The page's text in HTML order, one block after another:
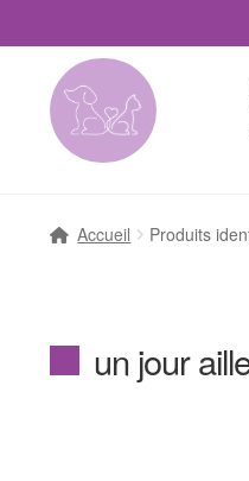
Accueil Produits
un jour